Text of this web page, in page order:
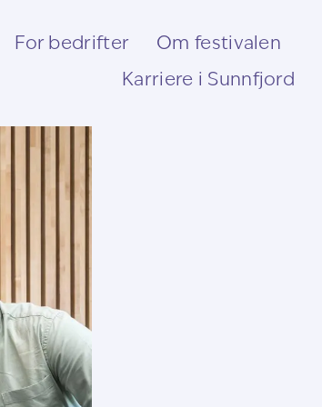
For bedrifter
Om festivalen
Karriere i Sunnfjord